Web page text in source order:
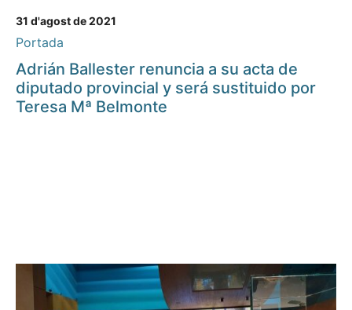
31 d'agost de 2021
Portada
Adrián Ballester renuncia a su acta de
diputado provincial y será sustituido por
Teresa Mª Belmonte